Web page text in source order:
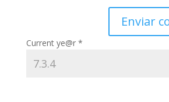
Current ye@r *